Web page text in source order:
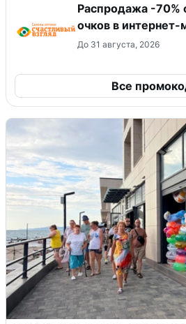
Распродажа -70%
очков в интернет-
До 31 августа, 2026
Все